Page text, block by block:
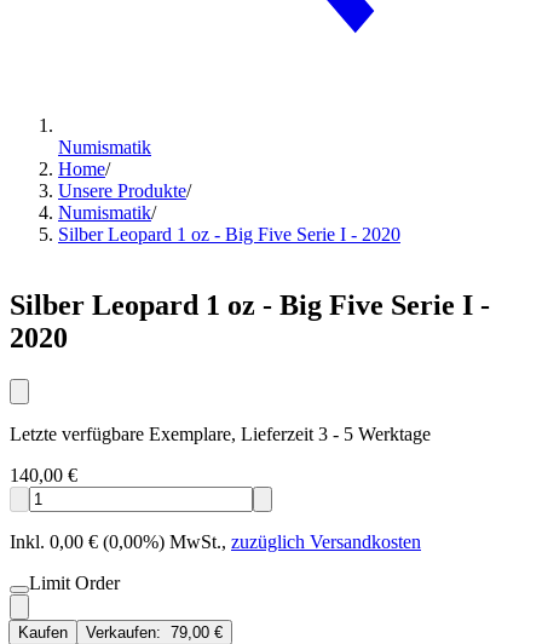
Numismatik
Home/
Unsere Produkte/
Numismatik/
Silber Leopard 1 oz - Big Five Serie I - 2020
Silber Leopard 1 oz - Big Five Serie I -
2020
Letzte verfügbare Exemplare, Lieferzeit 3 - 5 Werktage
140,00 €
Inkl. 0,00 € (0,00%) MwSt., zuzüglich Versandkosten
Limit Order
Kaufen Verkaufen: 79,00 €